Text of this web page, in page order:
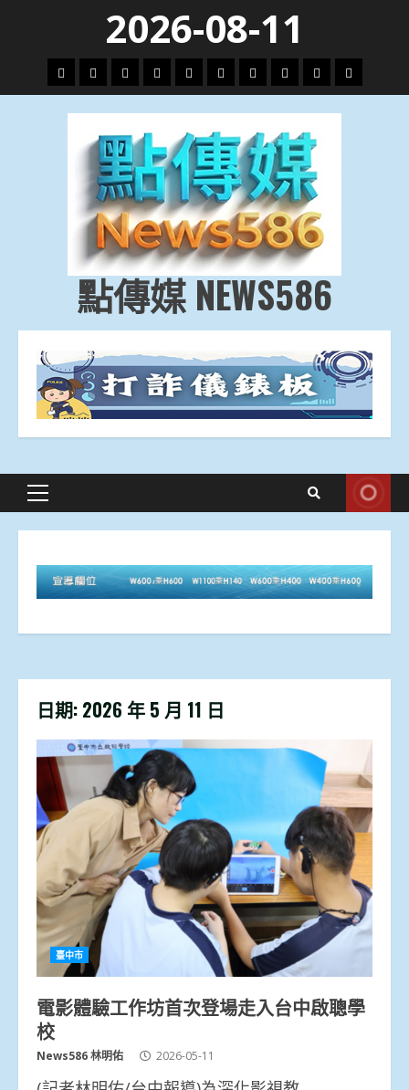
content
2026-08-11
頭
條
財
經
地
方.
會
文
教.
技
專
題
娛
樂
劇
政
治
國
際
運
動
生
活
點傳媒 NEWS586
Primary
日期: 2026 年 5 月 11 日
臺中市
電影體驗工作坊首次登場走入台中啟聰學
校
News586 林明佑 2026-05-11